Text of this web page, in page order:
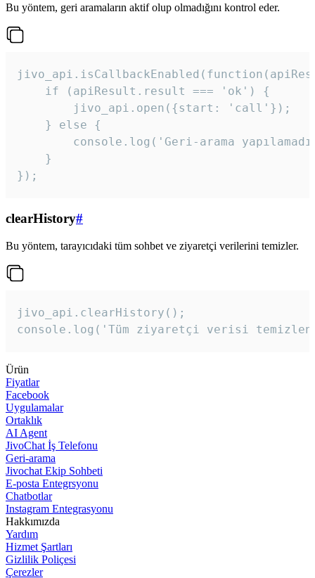
Bu yöntem, geri aramaların aktif olup olmadığını kontrol eder.
    if (apiResult.result === 'ok') {
        jivo_api.open({start: 'call'});
    } else {
console.log('Geri-arama
    }
});
clearHistory#
Bu yöntem, tarayıcıdaki tüm sohbet ve ziyaretçi verilerini temizler.
jivo_api.clearHistory();
console.log('Tüm ziyaretçi verisi
Ürün
Fiyatlar
Facebook
Uygulamalar
Ortaklık
AI Agent
JivoChat İş Telefonu
Geri-arama
Jivochat Ekip Sohbeti
E-posta Entegrsyonu
Chatbotlar
Instagram Entegrasyonu
Hakkımızda
Yardım
Hizmet Şartları
Gizlilik Poliçesi
Çerezler